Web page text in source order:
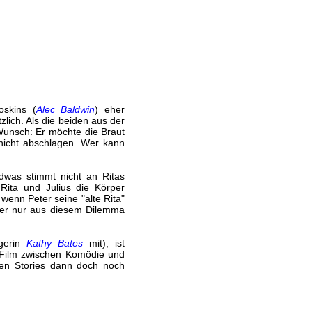
(Alec Baldwin) eher
Als die beiden aus der
Er möchte die Braut
abschlagen. Wer kann
stimmt nicht an Ritas
und Julius die Körper
Peter seine "alte Rita"
nur aus diesem Dilemma
Kathy Bates mit), ist
zwischen Komödie und
Stories dann doch noch